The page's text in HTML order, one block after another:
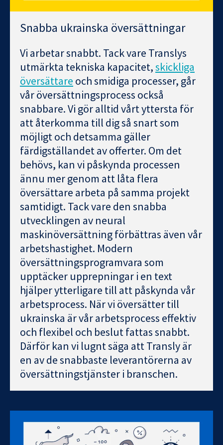
Snabba ukrainska översättningar
Vi arbetar snabbt. Tack vare Translys
utmärkta tekniska kapacitet,skickliga
översättare och smidiga processer, går
vår översättningsprocess också
snabbare. Vi gör alltid vårt yttersta för
att återkomma till dig så snart som
möjligt och detsamma gäller
färdigställandet av offerter. Om det
behövs, kan vi påskynda processen
ännu mer genom att låta flera
översättare arbeta på samma projekt
samtidigt. Tack vare den snabba
utvecklingen av neural
maskinöversättning förbättras även vår
arbetshastighet. Modern
översättningsprogramvara som
upptäcker upprepningar i en text
hjälper ytterligare till att påskynda vår
arbetsprocess. När vi översätter till
ukrainska är vår arbetsprocess effektiv
och flexibel och beslut fattas snabbt.
Därför kan vi lugnt säga att Transly är
en av de snabbaste leverantörerna av
översättningstjänster i branschen.